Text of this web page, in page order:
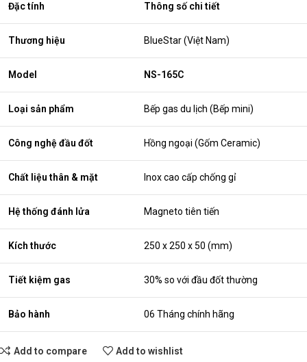
Đặc tính Thông số chi tiết
Thương hiệu BlueStar (Việt Nam)
Model NS-165C
Loại sản phẩm Bếp gas du lịch (Bếp mini)
Công nghệ đầu đốt Hồng ngoại (Gốm Ceramic)
Chất liệu thân & mặt Inox cao cấp chống gỉ
Hệ thống đánh lửa Magneto tiên tiến
Kích thước 250 x 250 x 50 (mm)
Tiết kiệm gas 30% so với đầu đốt thường
Bảo hành 06 Tháng chính hãng
Add to compare Add to wishlist